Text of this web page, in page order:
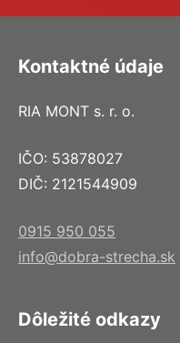
Kontaktné údaje
RIA MONT s. r. o.
IČO: 53878027
DIČ: 2121544909
0915 950 055
info@dobra-strecha.sk
Dôležité odkazy